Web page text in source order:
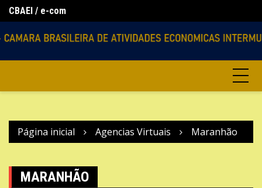
para
o
conteúdo
CBAEI / e-com
Agencias Virtuais
Página inicial Agencias Virtuais Maranhão
MARANHÃO